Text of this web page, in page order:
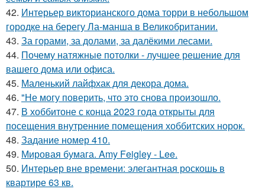
42. Интерьер викторианского дома торри в небольшом
городке на берегу Ла-манша в Великобритании.
43. За горами, за долами, за далёкими лесами.
44. Почему натяжные потолки - лучшее решение для
вашего дома или офиса.
45. Маленький лайфхак для декора дома.
46. "Не могу поверить, что это снова произошло.
47. В хоббитоне с конца 2023 года открыты для
посещения внутренние помещения хоббитских норок.
48. Задание номер 410.
49. Мировая бумага. Amy Feigley - Lee.
50. Интерьер вне времени: элегантная роскошь в
квартире 63 кв.